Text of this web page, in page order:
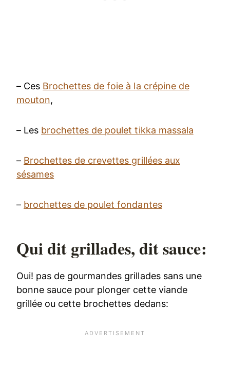
– Ces Brochettes de foie à la crépine de
mouton,
– Les brochettes de poulet tikka massala
– Brochettes de crevettes grillées aux
sésames
– brochettes de poulet fondantes
Qui dit grillades, dit sauce:
Oui! pas de gourmandes grillades sans une
bonne sauce pour plonger cette viande
grillée ou cette brochettes dedans: